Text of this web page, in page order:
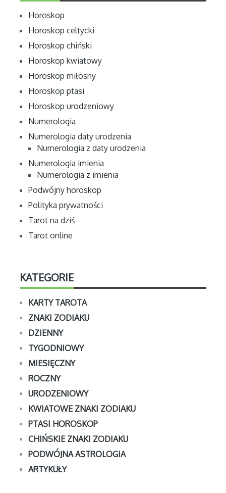
Horoskop
Horoskop celtycki
Horoskop chiński
Horoskop kwiatowy
Horoskop miłosny
Horoskop ptasi
Horoskop urodzeniowy
Numerologia
Numerologia daty urodzenia
Numerologia z daty urodzenia
Numerologia imienia
Numerologia z imienia
Podwójny horoskop
Polityka prywatności
Tarot na dziś
Tarot online
KATEGORIE
KARTY TAROTA
ZNAKI ZODIAKU
DZIENNY
TYGODNIOWY
MIESIĘCZNY
ROCZNY
URODZENIOWY
KWIATOWE ZNAKI ZODIAKU
PTASI HOROSKOP
CHIŃSKIE ZNAKI ZODIAKU
PODWÓJNA ASTROLOGIA
ARTYKUŁY